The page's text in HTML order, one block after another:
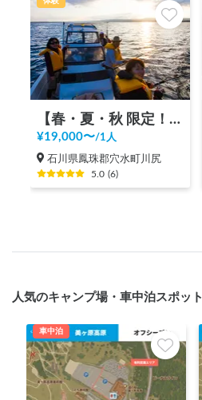
【春・夏・秋 限定！】“ざっくばらん”な田舎ライフスタイル体験 『洋上パーティー』
¥19,000〜/1人
石川県鳳珠郡穴水町川尻
5.0 (6)
人気のキャンプ場・車中泊スポット
車中泊